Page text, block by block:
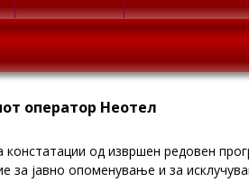
оператор Неотел
констатации од извршен редовен
за јавно опоменување и за